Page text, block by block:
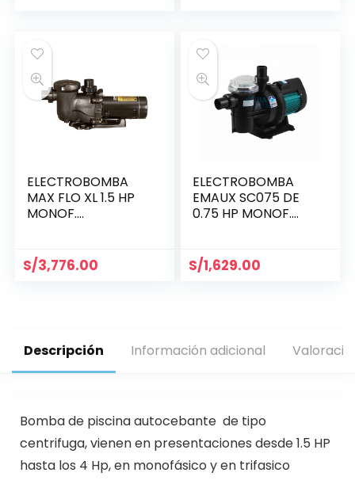
ELECTROBOMBA
MAX FLO XL 1.5 HP
MONOF.
S/3,776.00
ELECTROBOMBA
EMAUX SC075 DE
0.75 HP MONOF.
S/1,629.00
Descripción Información adicional
Bomba de piscina autocebante de tipo
centrifuga, vienen en presentaciones desde 1.5 HP
hasta los 4 Hp, en monofásico y en trifasico